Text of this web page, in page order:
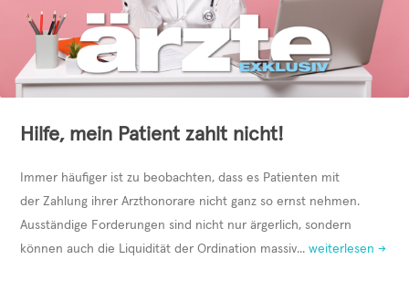
Hilfe, mein Patient zahlt nicht!
Immer häufiger ist zu beobachten, dass es Patienten mit
der Zahlung ihrer Arzthonorare nicht ganz so ernst nehmen.
Ausständige Forderungen sind nicht nur ärgerlich, sondern
können auch die Liquidität der Ordination massiv...weiterlesen →